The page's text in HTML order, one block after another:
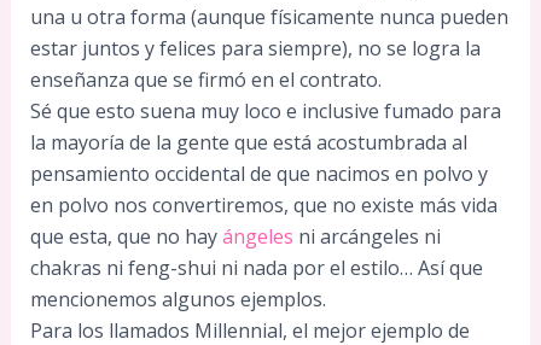
una u otra forma (aunque físicamente nunca pueden
estar juntos y felices para siempre), no se logra la
enseñanza que se firmó en el contrato.
Sé que esto suena muy loco e inclusive fumado para
la mayoría de la gente que está acostumbrada al
pensamiento occidental de que nacimos en polvo y
en polvo nos convertiremos, que no existe más vida
que esta, que no hayángeles ni arcángeles ni
chakras ni feng-shui ni nada por el estilo… Así que
mencionemos algunos ejemplos.
Para los llamados Millennial, el mejor ejemplo de